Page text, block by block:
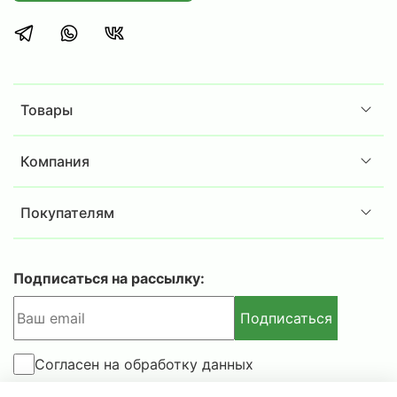
Эргономичный и лаконичный дизайн
· Легкость ухода и эксплуатации: поверхность
устойчива к царапинам, легко очищается от
· Сборка:шкафы поставляются в разобранном
и винтов (входят в комплект) и простого
инструмента.
Внимание!
Товары
Компания
Покупателям
Подписаться на рассылку:
Подписаться
Согласен на обработку данных